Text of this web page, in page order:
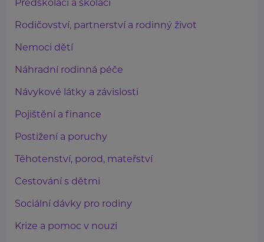
Předškoláci a školáci
Rodičovství, partnerství a rodinný život
Nemoci dětí
Náhradní rodinná péče
Návykové látky a závislosti
Pojištění a finance
Postižení a poruchy
Těhotenství, porod, mateřství
Cestování s dětmi
Sociální dávky pro rodiny
Krize a pomoc v nouzi